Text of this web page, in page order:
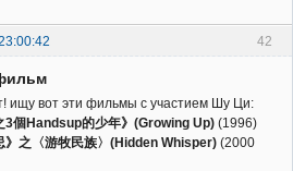
42
ищу вот эти фильмы с участием Шу Ци:
3個Handsup的少年》(Growing Up) (1996)
》之〈游牧民族〉(Hidden Whisper) (2000